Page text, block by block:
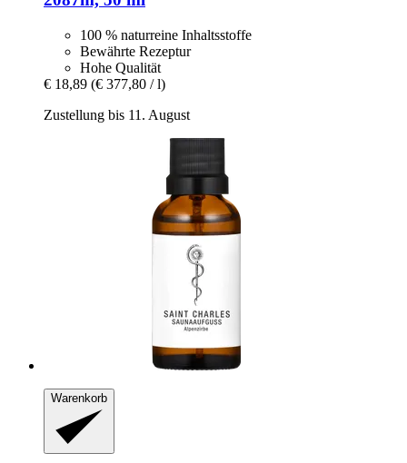
100 % naturreine Inhaltsstoffe
Bewährte Rezeptur
Hohe Qualität
€ 18,89 (€ 377,80 / l)
Zustellung bis 11. August
Warenkorb